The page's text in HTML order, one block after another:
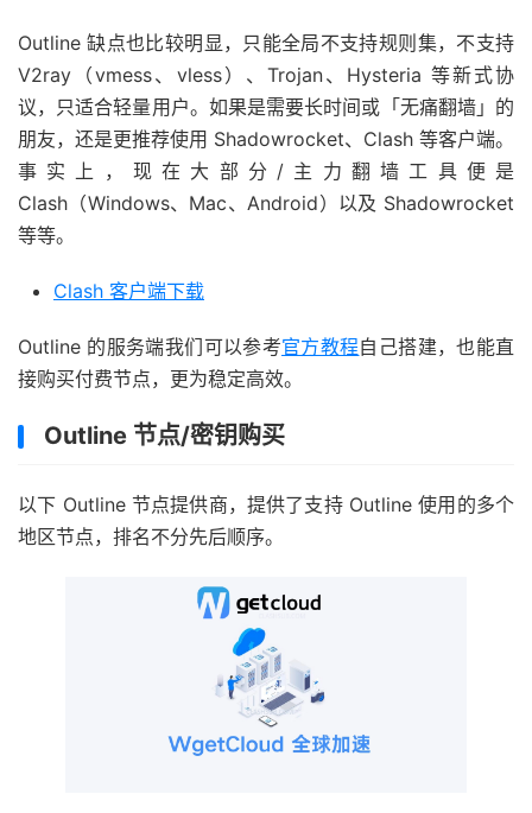
Outline 缺点也比较明显，只能全局不支持规则集，不支持
V2ray（vmess、vless）、Trojan、Hysteria 等新式协
议，只适合轻量用户。如果是需要长时间或「无痛翻墙」的
朋友，还是更推荐使用 Shadowrocket、Clash 等客户端。
事实上，现在大部分/主力翻墙工具便是
Clash（Windows、Mac、Android）以及 Shadowrocket
等等。
Clash 客户端下载
Outline 的服务端我们可以参考官方教程自己搭建，也能直
接购买付费节点，更为稳定高效。
Outline 节点/密钥购买
以下 Outline 节点提供商，提供了支持 Outline 使用的多个
地区节点，排名不分先后顺序。